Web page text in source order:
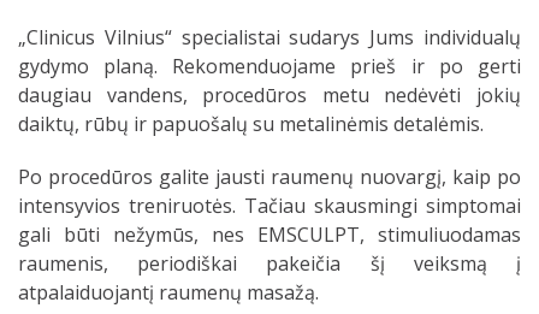
„Clinicus Vilnius“ specialistai sudarys Jums individualų
gydymo planą. Rekomenduojame prieš ir po gerti
daugiau vandens, procedūros metu nedėvėti jokių
daiktų, rūbų ir papuošalų su metalinėmis detalėmis.
Po procedūros galite jausti raumenų nuovargį, kaip po
intensyvios treniruotės. Tačiau skausmingi simptomai
gali būti nežymūs, nes EMSCULPT, stimuliuodamas
raumenis, periodiškai pakeičia šį veiksmą į
atpalaiduojantį raumenų masažą.